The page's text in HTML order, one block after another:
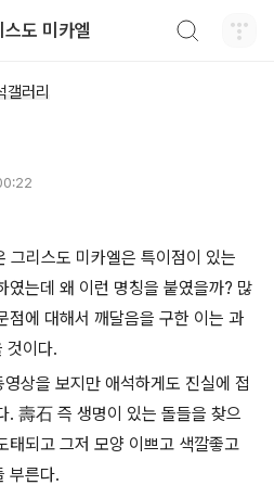
스도 미카엘
러리
리스도 미카엘은 특이점이 있는
였는데 왜 이런 명칭을 붙였을까? 많
점에 대해서 깨달음을 구한 이는 과
것이다.
상을 보지만 애석하게도 진실에 접
. 壽石 즉 생명이 있는 돌들을 찾으
태되고 그저 모양 이쁘고 색깔좋고
부른다.